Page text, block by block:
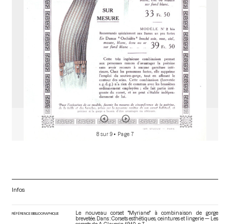
8 sur 9 • Page 7
Infos
RÉFÉRENCE BIBLIOGRAPHIQUE
Le nouveau corset "Myriane" à combinaison de gorge
brevetée. Dans : Corsets esthétiques, ceintures et lingerie — Les